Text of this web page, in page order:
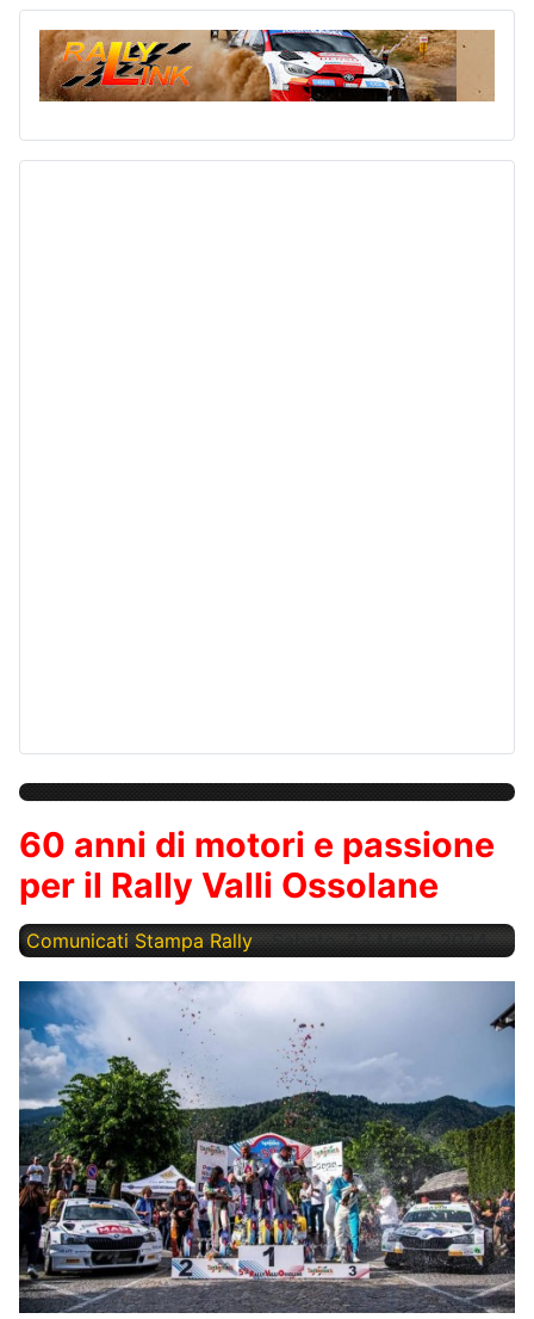
60 anni di motori e passione
per il Rally Valli Ossolane
Comunicati Stampa Rally Sabato, 23 Marzo 2024